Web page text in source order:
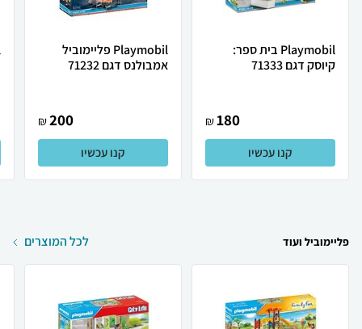
Playmobil בית ספר:
קיוסק דגם 71333
180
₪
קנו עכשיו
Playmobil פליימוביל
אמבולנס דגם 71232
200
₪
קנו עכשיו
פליימוביל ועוד לכל המוצרים